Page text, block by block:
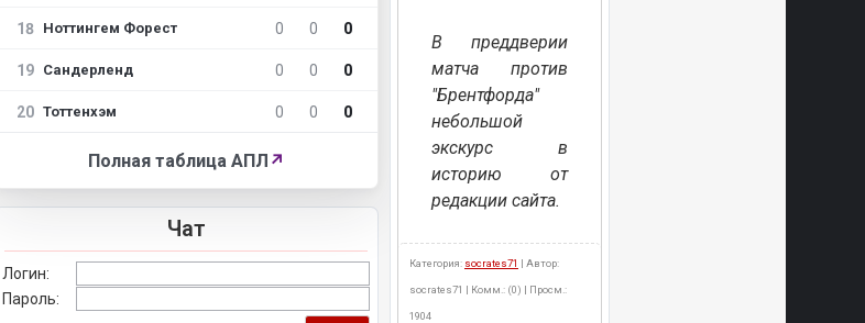
18 Ноттингем Форест 0 0 0
19 Сандерленд 0 0 0
20 Тоттенхэм 0 0 0
Полная таблица АПЛ ↗
Чат
Логин:
Пароль:
В преддверии
матча против
"Брентфорда"
небольшой
экскурс в
историю от
редакции сайта.
Категория: socrates71 | Автор:
socrates71 | Комм.: (0) | Просм.:
1904